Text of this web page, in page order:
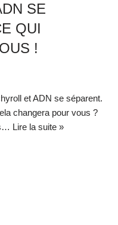
SE
QUI
!
et ADN se séparent.
changera pour vous ?
Lire la suite »